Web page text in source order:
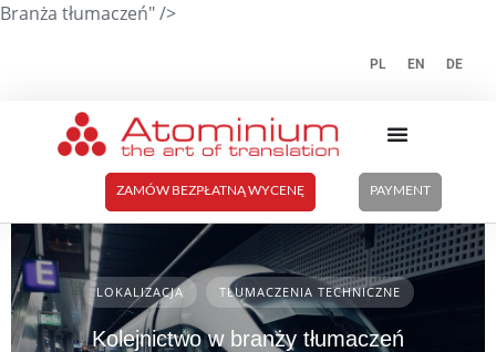
Branża tłumaczeń" />
PL EN DE
ZAMÓW BEZPŁATNĄ WYCENĘ PAYMENT
LOKALIZACJA TŁUMACZENIA TECHNICZNE
Kolejnictwo w branży tłumaczeń